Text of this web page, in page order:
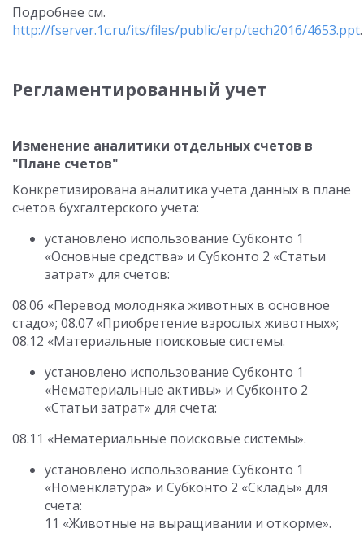
Подробнее см.
http://fserver.1c.ru/its/files/public/erp/tech2016/4653.ppt.
Регламентированный учет
Изменение аналитики отдельных счетов в
"Плане счетов"
Конкретизирована аналитика учета данных в плане
счетов бухгалтерского учета:
установлено использование Субконто 1
«Основные средства» и Субконто 2 «Статьи
затрат» для счетов:
08.06 «Перевод молодняка животных в основное
стадо»; 08.07 «Приобретение взрослых животных»;
08.12 «Материальные поисковые системы.
установлено использование Субконто 1
«Нематериальные активы» и Субконто 2
«Статьи затрат» для счета:
08.11 «Нематериальные поисковые системы».
установлено использование Субконто 1
«Номенклатура» и Субконто 2 «Склады» для
счета:
11 «Животные на выращивании и откорме».